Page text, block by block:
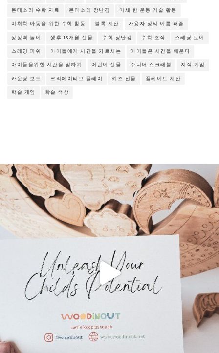
몬테소리 수학 자료 몬테소리 장난감 미세 한 운동 기술 활동
미취학 아동을 위한 수학 활동 블록 계산 사용자 정의 이름 퍼즐
상상력 놀이 생후 18개월 선물 수학 장난감 수학 조작 스레딩 토이
스레딩 피쉬 아이들에게 시간을 가르치는 아이들은 시간을 배운다
아이들을위한 시간을 말하기 어린이 선물 주니어 스크래블 지적 게임
카운팅 보드 크리에이티브 플레이 키즈 선물 플레이트 계산
학습 게임 학습 색상